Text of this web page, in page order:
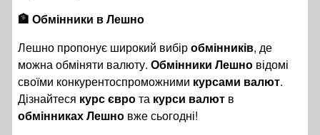
🏦 Обмінники в Лешно
Лешно пропонує широкий вибіробмінників, де
можна обміняти валюту. Обмінники Лешно відомі
своїми конкурентоспроможними курсами валют.
Дізнайтеся курс єврота курси валют в
обмінниках Лешно вже сьогодні!